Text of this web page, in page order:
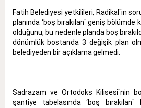
Fatih Belediyesi yetkilileri, Radikal`in
planında ‘boş bırakılan` geniş bölümde
olduğunu, bu nedenle planda boş
dönümlük bostanda 3 değişik plan
belediyeden bir açıklama gelmedi.
Sadrazam ve Ortodoks Kilisesi`nin
şantiye tabelasında ‘boş bırakılan`